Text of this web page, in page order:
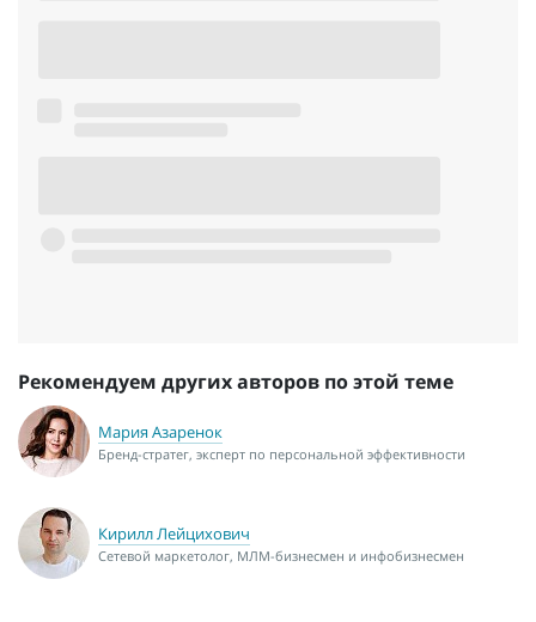
Рекомендуем других авторов по этой теме
Мария Азаренок
Бренд-стратег, эксперт по персональной эффективности
Кирилл Лейцихович
Сетевой маркетолог, МЛМ-бизнесмен и инфобизнесмен